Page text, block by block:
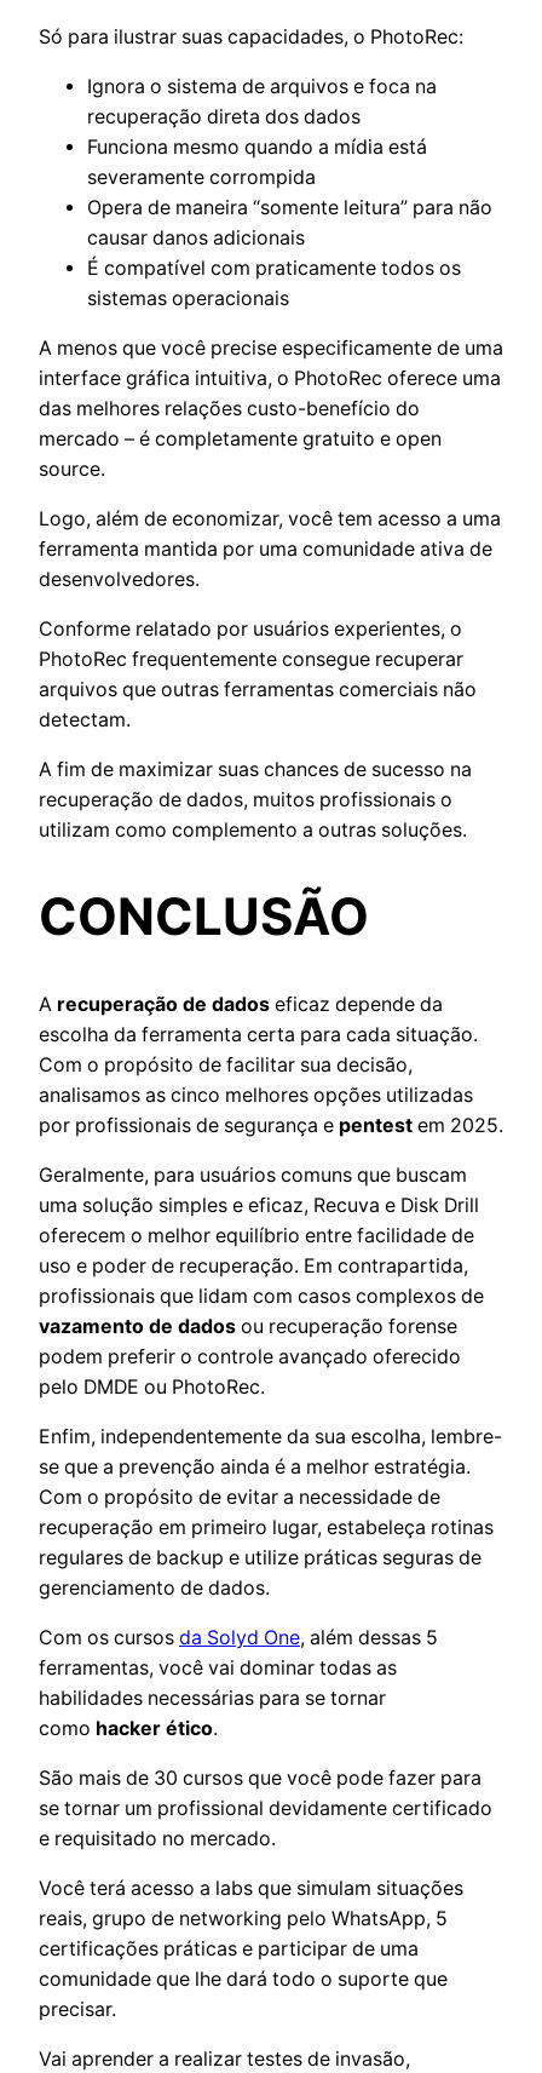
Só para ilustrar suas capacidades, o PhotoRec:
Ignora o sistema de arquivos e foca na
recuperação direta dos dados
Funciona mesmo quando a mídia está
severamente corrompida
Opera de maneira “somente leitura” para não
causar danos adicionais
É compatível com praticamente todos os
sistemas operacionais
A menos que você precise especificamente de uma
interface gráfica intuitiva, o PhotoRec oferece uma
das melhores relações custo-benefício do
mercado – é completamente gratuito e open
source.
Logo, além de economizar, você tem acesso a uma
ferramenta mantida por uma comunidade ativa de
desenvolvedores.
Conforme relatado por usuários experientes, o
PhotoRec frequentemente consegue recuperar
arquivos que outras ferramentas comerciais não
detectam.
A fim de maximizar suas chances de sucesso na
recuperação de dados, muitos profissionais o
utilizam como complemento a outras soluções.
CONCLUSÃO
A recuperação de dados eficaz depende da
escolha da ferramenta certa para cada situação.
Com o propósito de facilitar sua decisão,
analisamos as cinco melhores opções utilizadas
por profissionais de segurança e pentest em 2025.
Geralmente, para usuários comuns que buscam
uma solução simples e eficaz, Recuva e Disk Drill
oferecem o melhor equilíbrio entre facilidade de
uso e poder de recuperação. Em contrapartida,
profissionais que lidam com casos complexos de
vazamento de dados ou recuperação forense
podem preferir o controle avançado oferecido
pelo DMDE ou PhotoRec.
Enfim, independentemente da sua escolha, lembre-
se que a prevenção ainda é a melhor estratégia.
Com o propósito de evitar a necessidade de
recuperação em primeiro lugar, estabeleça rotinas
regulares de backup e utilize práticas seguras de
gerenciamento de dados.
Com os cursos da Solyd One, além dessas 5
ferramentas, você vai dominar todas as
habilidades necessárias para se tornar
como hacker ético.
São mais de 30 cursos que você pode fazer para
se tornar um profissional devidamente certificado
e requisitado no mercado.
Você terá acesso a labs que simulam situações
reais, grupo de networking pelo WhatsApp, 5
certificações práticas e participar de uma
comunidade que lhe dará todo o suporte que
precisar.
Vai aprender a realizar testes de invasão,